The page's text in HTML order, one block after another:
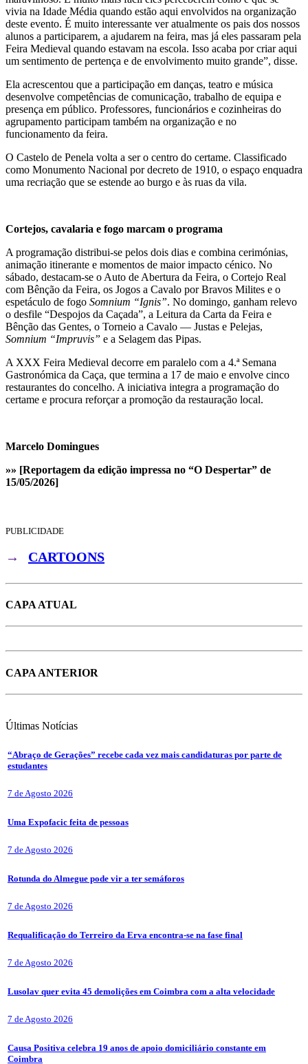
vivia na Idade Média quando estão aqui envolvidos na organização
deste evento. É muito interessante ver atualmente os pais dos nossos
alunos a participarem, a ajudarem na feira, mas já eles passaram pela
Feira Medieval quando estavam na escola. Isso acaba por criar aqui
um sentimento de pertença e de envolvimento muito grande”, disse.
Ela acrescentou que a participação em danças, teatro e música
desenvolve competências de comunicação, trabalho de equipa e
presença em público. Professores, funcionários e cozinheiras do
agrupamento participam também na organização e no
funcionamento da feira.
O Castelo de Penela volta a ser o centro do certame. Classificado
como Monumento Nacional por decreto de 1910, o espaço enquadra
uma recriação que se estende ao burgo e às ruas da vila.
Cortejos, cavalaria e fogo marcam o programa
A programação distribui-se pelos dois dias e combina cerimónias,
animação itinerante e momentos de maior impacto cénico. No
sábado, destacam-se o Auto de Abertura da Feira, o Cortejo Real
com Bênção da Feira, os Jogos a Cavalo por Bravos Milites e o
espetáculo de fogo Somnium “Ignis”. No domingo, ganham relevo
o desfile “Despojos da Caçada”, a Leitura da Carta da Feira e
Bênção das Gentes, o Torneio a Cavalo — Justas e Pelejas,
Somnium “Impruvis” e a Selagem das Pipas.
A XXX Feira Medieval decorre em paralelo com a 4.ª Semana
Gastronómica da Caça, que termina a 17 de maio e envolve cinco
restaurantes do concelho. A iniciativa integra a programação do
certame e procura reforçar a promoção da restauração local.
Marcelo Domingues
»» [Reportagem da edição impressa no “O Despertar” de
15/05/2026]
PUBLICIDADE
→ CARTOONS
CAPA ATUAL
CAPA ANTERIOR
Últimas Notícias
“Abraço de Gerações” recebe cada vez mais candidaturas por parte de
estudantes
7 de Agosto 2026
Uma Expofacic feita de pessoas
7 de Agosto 2026
Rotunda do Almegue pode vir a ter semáforos
7 de Agosto 2026
Requalificação do Terreiro da Erva encontra-se na fase final
7 de Agosto 2026
Lusolav quer evita 45 demolições em Coimbra com a alta velocidade
7 de Agosto 2026
Causa Positiva celebra 19 anos de apoio domiciliário constante em
Coimbra